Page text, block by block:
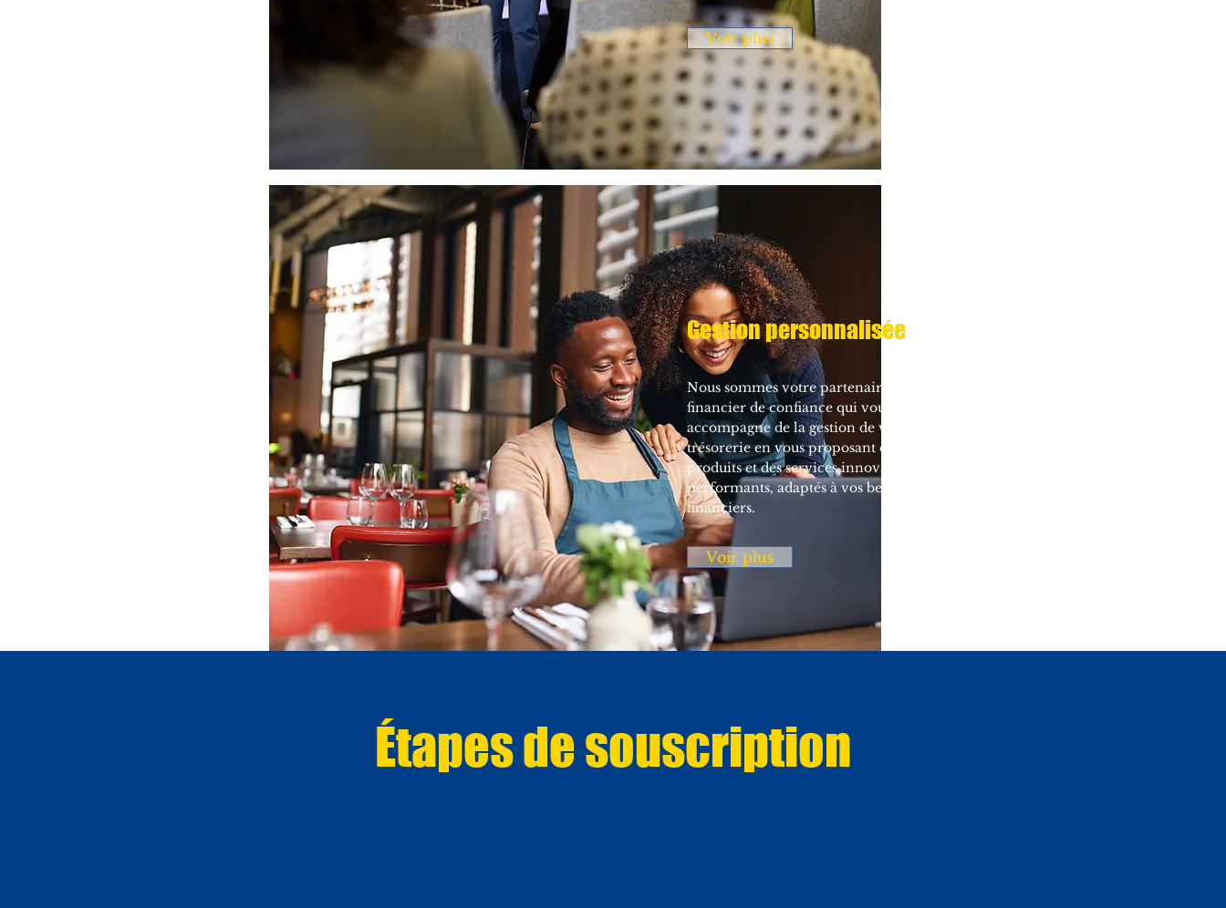
Voir plus
Gestion personnalisée
Nous sommes votre partenaire
financier de confiance qui vous
accompagne de la gestion de votre
trésorerie en vous proposant des
produits et des services innovants,
performants, adaptés à vos besoins
financiers.
Voir plus
Étapes de souscription